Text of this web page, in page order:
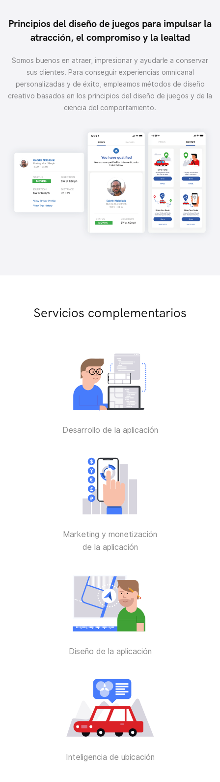
Principios del diseño de juegos para impulsar la
atracción, el compromiso y la lealtad
Somos buenos en atraer, impresionar y ayudarle a conservar
sus clientes. Para conseguir experiencias omnicanal
personalizadas y de éxito, empleamos métodos de diseño
creativo basados en los principios del diseño de juegos y de la
ciencia del comportamiento.
Servicios complementarios
Desarrollo de la aplicación
Marketing y monetización
de la aplicación
Diseño de la aplicación
Inteligencia de ubicación